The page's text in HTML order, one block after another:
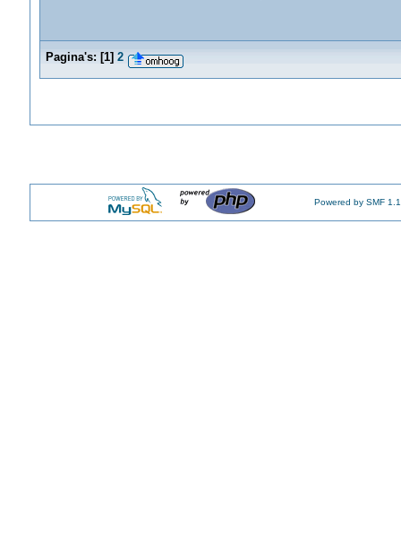
Pagina's: [1] 2
Powered by SMF